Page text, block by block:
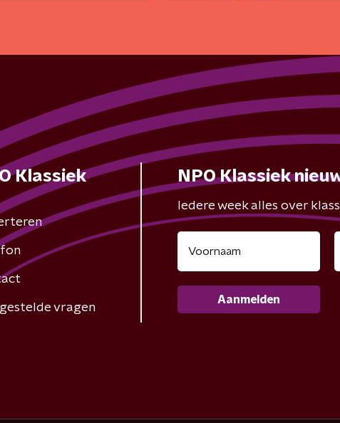
Klassiek
vragen
NPO Klassiek
Iedere week alles over
Aanmelden